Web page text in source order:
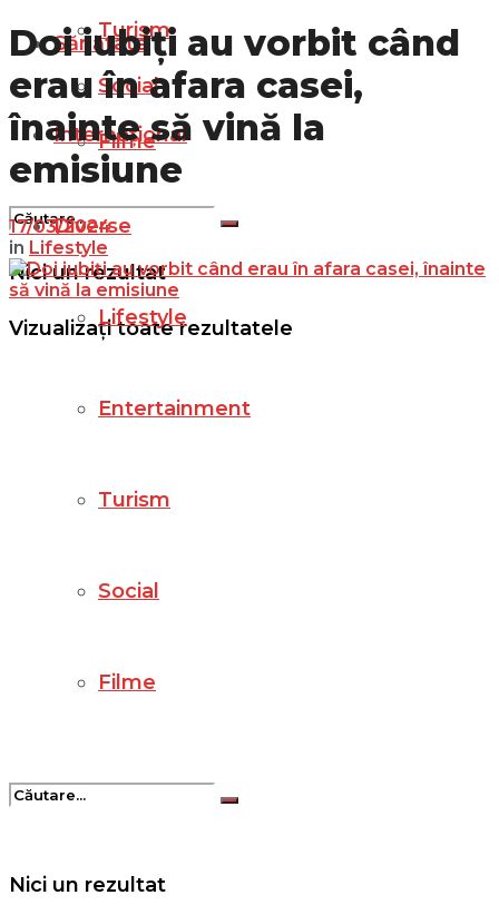
Turism
Social
Filme
Nici un rezultat
Vizualizați toate rezultatele
Sănătate
Internațional
Diverse
Lifestyle
Entertainment
Turism
Social
Filme
Nici un rezultat
Doi iubiți au vorbit când
erau în afara casei,
înainte să vină la
emisiune
17/03/2024
in Lifestyle